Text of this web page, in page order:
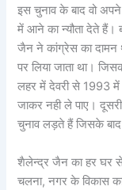
इस चुनाव के बाद वो अपने
में आने का न्यौता देते हैं।
जैन ने कांग्रेस का दामन
पर लिया जाता था।
लहर में देवरी से 1993 में
जाकर नही ले पाए।
चुनाव लड़ते हैं जिसके बाद
शैलेन्द्र जैन का हर घर
चलना, नगर के विकास